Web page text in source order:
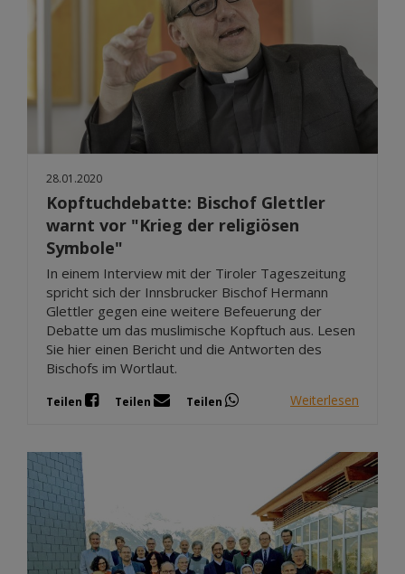
28.01.2020
Kopftuchdebatte: Bischof Glettler
warnt vor "Krieg der religiösen
Symbole"
In einem Interview mit der Tiroler Tageszeitung
spricht sich der Innsbrucker Bischof Hermann
Glettler gegen eine weitere Befeuerung der
Debatte um das muslimische Kopftuch aus. Lesen
Sie hier einen Bericht und die Antworten des
Bischofs im Wortlaut.
Teilen Teilen Teilen Weiterlesen